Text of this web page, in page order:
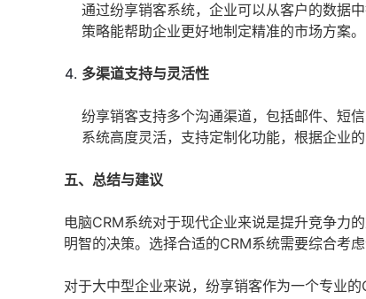
通过纷享销客系统，企业可以从客户的数据
策略能帮助企业更好地制定精准的市场方案。
多渠道支持与灵活性
纷享销客支持多个沟通渠道，包括邮件、短
系统高度灵活，支持定制化功能，根据企业的
五、总结与建议
电脑CRM系统对于现代企业来说是提升竞争力
明智的决策。选择合适的CRM系统需要综合考
对于大中型企业来说，纷享销客作为一个专业